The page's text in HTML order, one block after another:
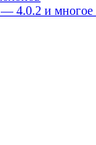
4.0.2 и многое